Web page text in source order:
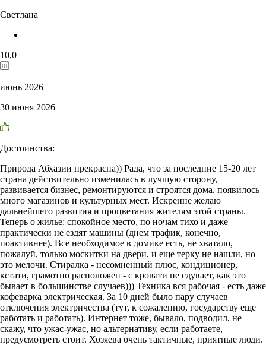
Светлана
10,0
июнь 2026
30 июня 2026
Достоинства:
Природа Абхазии прекрасна)) Рада, что за последние 15-20 лет
страна действительно изменилась в лучшую сторону,
развивается бизнес, ремонтируются и строятся дома, появилось
много магазинов и культурных мест. Искренне желаю
дальнейшего развития и процветания жителям этой страны.
Теперь о жилье: спокойное место, по ночам тихо и даже
практически не ездят машины (днем трафик, конечно,
поактивнее). Все необходимое в домике есть, не хватало,
пожалуй, только москитки на двери, и еще терку не нашли, но
это мелочи. Стиралка - несомненный плюс, кондиционер,
кстати, грамотно расположен - с кровати не сдувает, как это
бывает в большинстве случаев))) Техника вся рабочая - есть даже
кофеварка электрическая. За 10 дней было пару случаев
отключения электричества (тут, к сожалению, государству еще
работать и работать). Интернет тоже, бывало, подводил, не
скажу, что ужас-ужас, но альтернативу, если работаете,
предусмотреть стоит. Хозяева очень тактичные, приятные люди.